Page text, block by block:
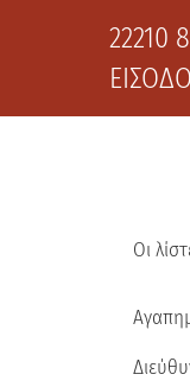
22210
Οι